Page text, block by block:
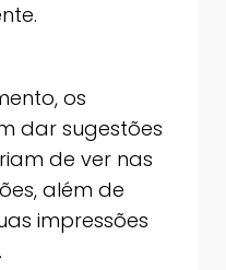
os
dar sugestões
de ver nas
além de
impressões